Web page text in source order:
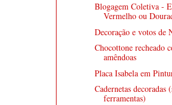
Blogagem Coletiva -
Vermelho ou
Decoração e votos de
Chocottone recheado
amêndoas
Placa Isabela em
Cadernetas decoradas
ferramentas)